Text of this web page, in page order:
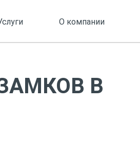
О компании
В